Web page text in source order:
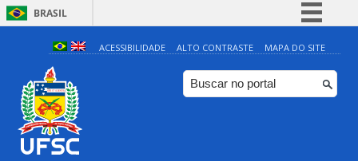
BRASIL
Simplifique!
Comunica BR
Participe
ACESSIBILIDADE ALTO CONTRASTE MAPA DO SITE